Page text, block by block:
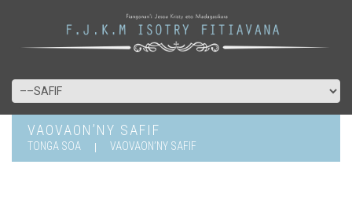
VAOVAON’NY SAFIF
TONGA SOA VAOVAON’NY SAFIF